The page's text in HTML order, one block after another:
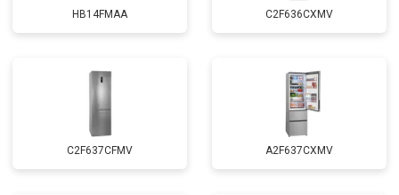
HB14FMAA C2F636CXMV
C2F637CFMV A2F637CXMV